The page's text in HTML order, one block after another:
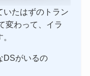
いたはずのトラン
変わって、イラ
DSがいるの